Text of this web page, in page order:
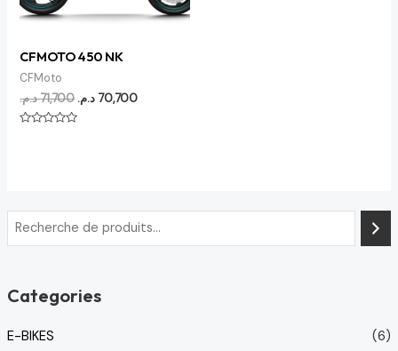
Categories
E-BIKES
(6)
CFMOTO 450 NK
CFMoto
71,700د.م. 70,700 د.م.